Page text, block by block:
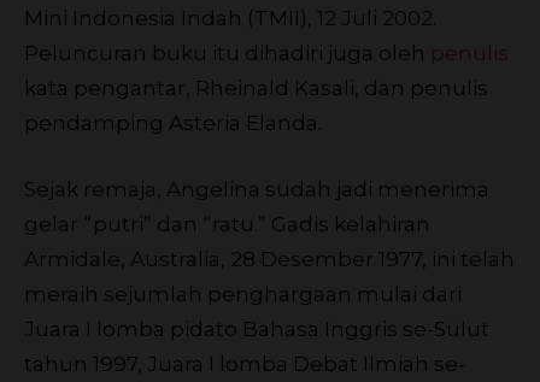
Mini Indonesia Indah (TMII), 12 Juli 2002.
Peluncuran buku itu dihadiri juga oleh penulis
kata pengantar, Rheinald Kasali, dan penulis
pendamping Asteria Elanda.
Sejak remaja, Angelina sudah jadi menerima
gelar “putri” dan “ratu.” Gadis kelahiran
Armidale, Australia, 28 Desember 1977, ini telah
meraih sejumlah penghargaan mulai dari
Juara I lomba pidato Bahasa Inggris se-Sulut
tahun 1997, Juara I lomba Debat Ilmiah se-